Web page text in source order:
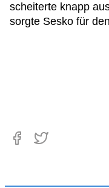
scheiterte knapp
sorgte Sesko für